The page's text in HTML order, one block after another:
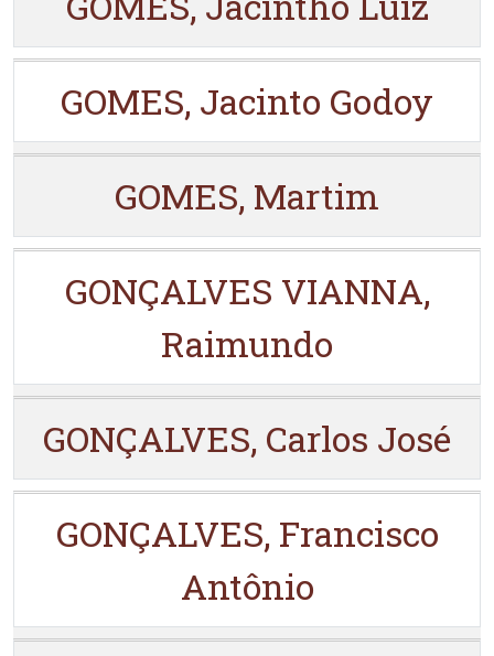
GOMES, Jacinto Godoy
GOMES, Martim
GONÇALVES VIANNA,
Raimundo
GONÇALVES, Carlos José
GONÇALVES, Francisco
Antônio